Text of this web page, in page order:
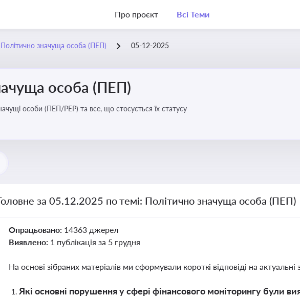
Про проєкт Всі Теми
Політично значуща особа (ПЕП) 05-12-2025
особа (ПЕП)
особи (ПЕП/PEP) та все, що стосується їх статусу
за 05.12.2025 по темі: Політично значуща особа (ПЕП)
Опрацьовано: 14363 джерел
Виявлено: 1 публікація за 5 грудня
На основі зібраних матеріалів ми сформували короткі відповіді на
Які основні порушення у сфері фінансового моніторингу були